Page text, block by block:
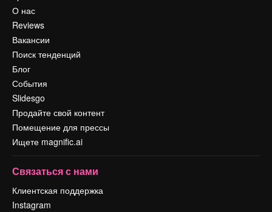
О нас
Reviews
Вакансии
Поиск тенденций
Блог
События
Slidesgo
Продайте свой контент
Помещение для прессы
Ищете magnific.ai
Связаться с нами
Клиентская поддержка
Instagram